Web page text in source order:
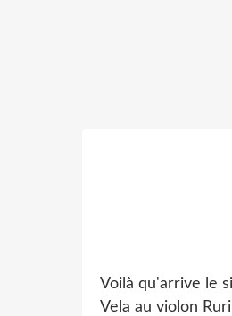
Voilà qu'arrive le
Vela au violon